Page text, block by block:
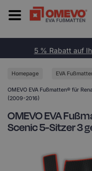
5 % Rabatt auf
Homepage EVA
OMEVO EVA Fußmatten® für
(2009-2016)
OMEVO EVA
Scenic 5-Sitzer 3